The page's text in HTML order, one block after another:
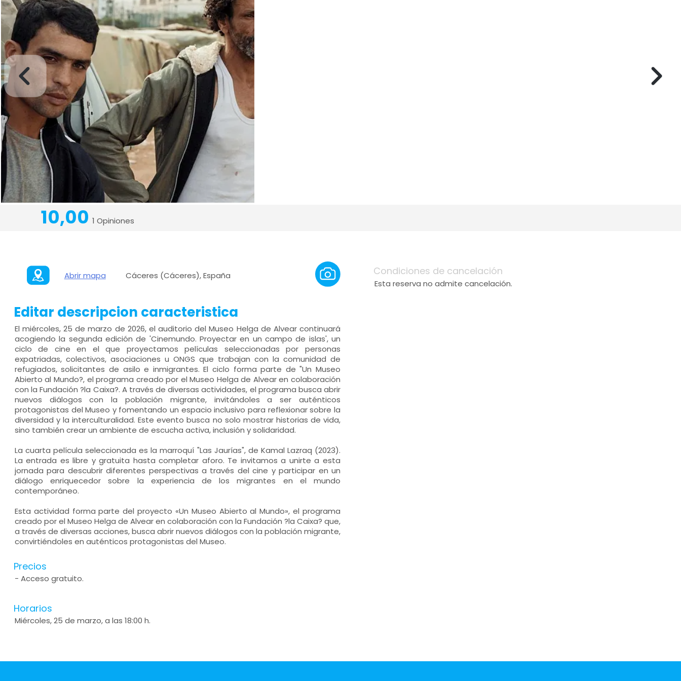
10,00 1 Opiniones
Abrir mapa Cáceres (Cáceres), España
Editar descripcion caracteristica
El miércoles, 25 de marzo de 2026, el auditorio del Museo Helga de Alvear continuará
acogiendo la segunda edición de 'Cinemundo. Proyectar en un campo de islas', un
ciclo de cine en el que proyectamos películas seleccionadas por personas
expatriadas, colectivos, asociaciones u ONGS que trabajan con la comunidad de
refugiados, solicitantes de asilo e inmigrantes. El ciclo forma parte de "Un Museo
Abierto al Mundo?, el programa creado por el Museo Helga de Alvear en colaboración
con la Fundación ?la Caixa?. A través de diversas actividades, el programa busca abrir
nuevos diálogos con la población migrante, invitándoles a ser auténticos
protagonistas del Museo y fomentando un espacio inclusivo para reflexionar sobre la
diversidad y la interculturalidad. Este evento busca no solo mostrar historias de vida,
sino también crear un ambiente de escucha activa, inclusión y solidaridad.
La cuarta película seleccionada es la marroquí "Las Jaurías", de Kamal Lazraq (2023).
La entrada es libre y gratuita hasta completar aforo. Te invitamos a unirte a esta
jornada para descubrir diferentes perspectivas a través del cine y participar en un
diálogo enriquecedor sobre la experiencia de los migrantes en el mundo
contemporáneo.
Esta actividad forma parte del proyecto «Un Museo Abierto al Mundo», el programa
creado por el Museo Helga de Alvear en colaboración con la Fundación ?la Caixa? que,
a través de diversas acciones, busca abrir nuevos diálogos con la población migrante,
convirtiéndoles en auténticos protagonistas del Museo.
Precios
- Acceso gratuito.
Horarios
Miércoles, 25 de marzo, a las 18:00 h.
Condiciones de cancelación
Esta reserva no admite cancelación.